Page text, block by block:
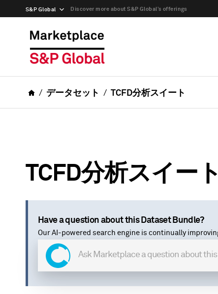
S&P Global Discover more about S&P Global’s offerings
データセット TCFD分析スイート
TCFD分析スイート
Have a question about this Dataset Bundle?
Our AI-powered search engine is continually